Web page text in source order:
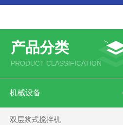
产品分类
PRODUCT CLASSIFICATION
机械设备
双层浆式搅拌机